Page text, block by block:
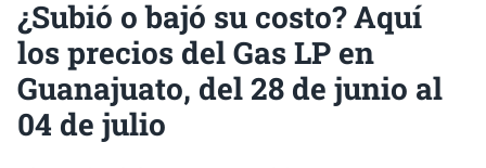
¿Subió o bajó su costo? Aquí
los precios del Gas LP en
Guanajuato, del 28 de junio al
04 de julio